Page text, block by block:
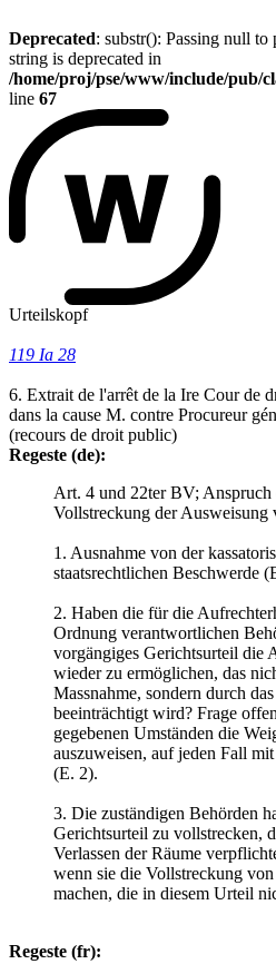
Deprecated: substr(): Passing null
string is deprecated in
/home/proj/pse/www/include/pub/
line 67
Urteilskopf
119 Ia 28
6. Extrait de l'arrêt de la Ire Cour de
dans la cause M. contre Procureur
(recours de droit public)
Regeste (de):
Art. 4 und 22ter BV; Anspruch
Vollstreckung der Ausweisung
1. Ausnahme von der
staatsrechtlichen Beschwerde
2. Haben die für die
Ordnung verantwortlichen
vorgängiges Gerichtsurteil die
wieder zu ermöglichen, das
Massnahme, sondern durch
beeinträchtigt wird? Frage
gegebenen Umständen die
auszuweisen, auf jeden Fall
(E. 2).
3. Die zuständigen Behörden
Gerichtsurteil zu vollstrecken,
Verlassen der Räume
wenn sie die Vollstreckung
machen, die in diesem Urteil
Regeste (fr):